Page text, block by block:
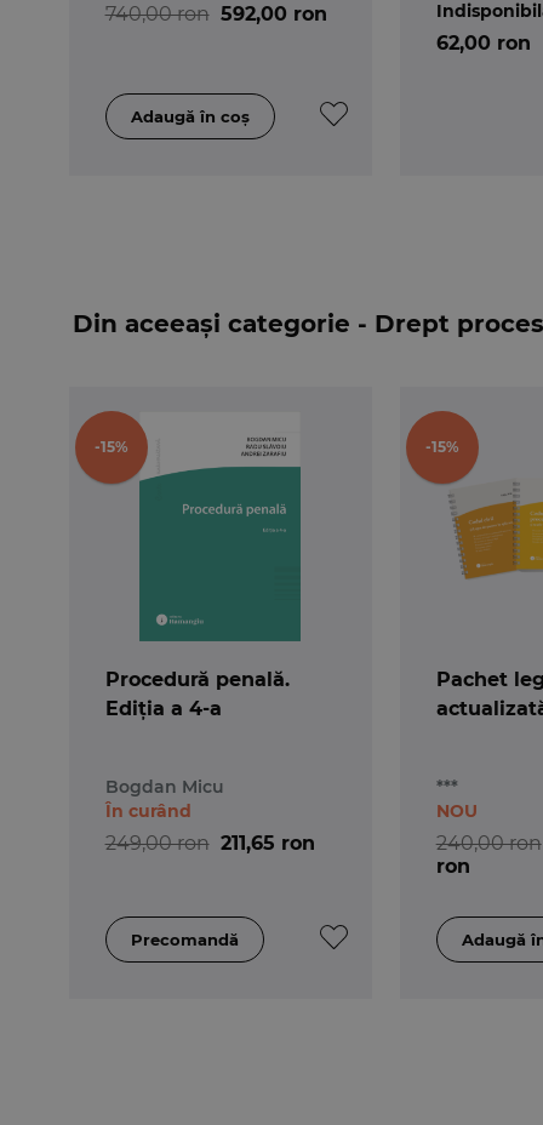
740,00 ron 592,00 ron
62,00 ron
Din aceeași categorie - Drept
-15%
Procedură penală.
Ediția a 4-a
Bogdan Micu
249,00 ron 211,65 ron
În curând
-15%
Pachet
***
240,00 ron
ron
NOU